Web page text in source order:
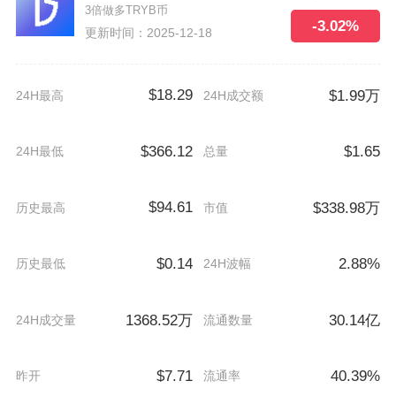
3倍做多TRYB币
更新时间：2025-12-18 -3.02%
24H最高 $18.29 24H成交额 $1.99万
24H最低 $366.12 总量 $1.65
历史最高 $94.61 市值 $338.98万
历史最低 $0.14 24H波幅 2.88%
24H成交量 1368.52万 流通数量 30.14亿
昨开 $7.71 流通率 40.39%